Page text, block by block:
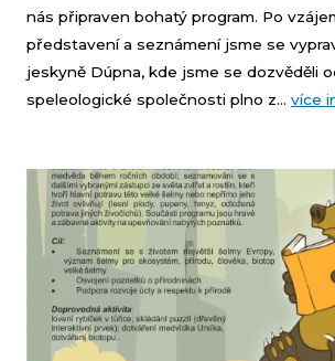
nás připraven bohatý program. Po
představení a seznámení jsme se
jeskyně Dúpna, kde jsme se dozvěděli
speleologické společnosti plno z... více